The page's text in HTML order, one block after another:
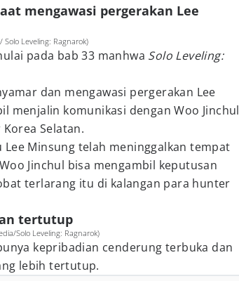
mengawasi pergerakan Lee
Leveling: Ragnarok)
pada bab 33 manhwa Solo Leveling:
dan mengawasi pergerakan Lee
menjalin komunikasi dengan Woo Jinchul
Selatan.
Minsung telah meninggalkan tempat
Jinchul bisa mengambil keputusan
terlarang itu di kalangan para hunter
tertutup
Solo Leveling: Ragnarok)
kepribadian cenderung terbuka dan
lebih tertutup.